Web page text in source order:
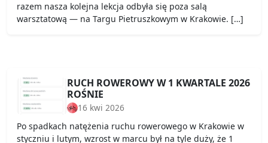
razem nasza kolejna lekcja odbyła się poza salą
warsztatową — na Targu Pietruszkowym w Krakowie. […]
RUCH ROWEROWY W 1 KWARTALE 2026
ROŚNIE
16 kwi 2026
Po spadkach natężenia ruchu rowerowego w Krakowie w
styczniu i lutym, wzrost w marcu był na tyle duży, że 1